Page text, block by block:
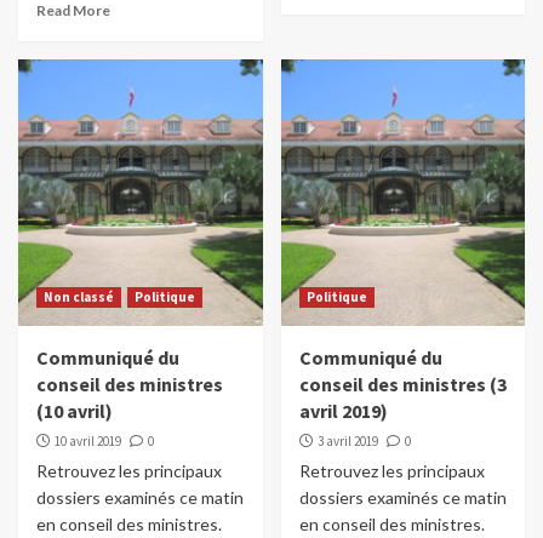
Read More
Non classé Politique
Communiqué du
conseil des ministres
(10 avril)
10 avril 2019 0
Retrouvez les principaux
dossiers examinés ce matin
en conseil des ministres.
Politique
Communiqué du
conseil des ministres (3
avril 2019)
3 avril 2019 0
Retrouvez les principaux
dossiers examinés ce matin
en conseil des ministres.